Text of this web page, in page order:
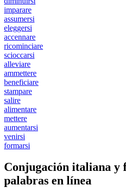
imparare
assumersi
eleggersi
accennare
ricominciare
scioccarsi
alleviare
ammettere
beneficiare
stampare
salire
alimentare
mettere
aumentarsi
venirsi
formarsi
Conjugación italiana y
palabras en línea